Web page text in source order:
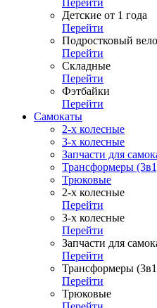
Перейти
Детские от 1 года
Перейти
Подростковый
Перейти
Складные
Перейти
Фэтбайки
Перейти
Самокаты
2-х колесные
3-х колесные
Запчасти для
Трансформеры
Трюковые
2-х колесные
Перейти
3-х колесные
Перейти
Запчасти для
Перейти
Трансформеры
Перейти
Трюковые